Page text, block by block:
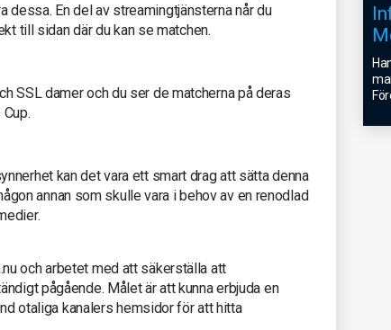
dessa. En del av streamingtjänsterna når du
till sidan där du kan se matchen.
SSL damer och du ser de matcherna på deras
kan det vara ett smart drag att sätta denna
annan som skulle vara i behov av en renodlad
och arbetet med att säkerställa att
pågående. Målet är att kunna erbjuda en
otaliga kanalers hemsidor för att hitta